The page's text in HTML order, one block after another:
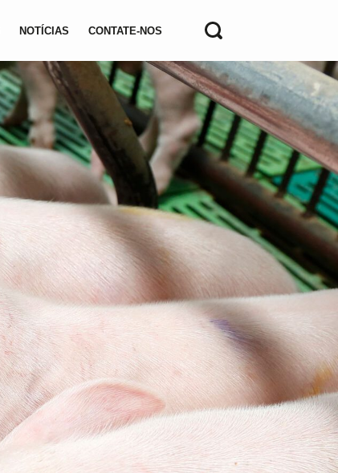
NOTÍCIAS CONTATE-NOS